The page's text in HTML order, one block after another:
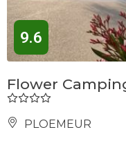
9.6
Flower
PLOEMEUR